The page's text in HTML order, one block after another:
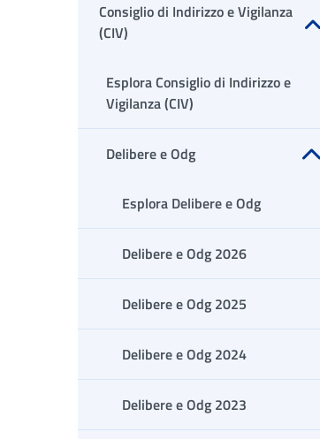
Consiglio di Indirizzo e Vigilanza
(CIV)
Esplora Consiglio di Indirizzo e
Vigilanza (CIV)
Delibere e Odg
Esplora Delibere e Odg
Delibere e Odg 2026
Delibere e Odg 2025
Delibere e Odg 2024
Delibere e Odg 2023